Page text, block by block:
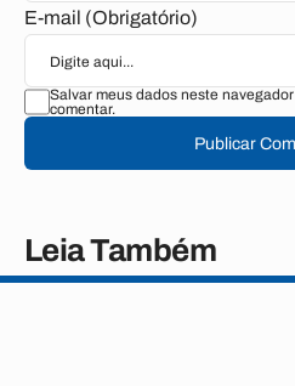
E-mail (Obrigatório)
Salvar meus dados neste
comentar.
Publicar
Leia Também